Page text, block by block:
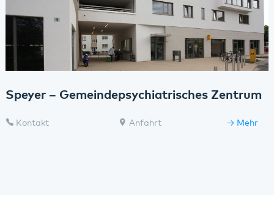
Speyer – Gemeindepsychiatrisches Zentrum
Kontakt Anfahrt Mehr